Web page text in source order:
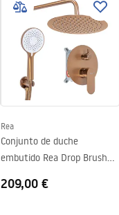
Rea
Conjunto de duche
embutido Rea Drop Brush
209,00 €